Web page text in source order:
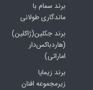
برند سمام با
ماندگاری طولانی
برند جکلین(ژاکلین)
(هاردباکس‌دار
اماراتی)
برند زیمایا
زیرمجموعه افنان